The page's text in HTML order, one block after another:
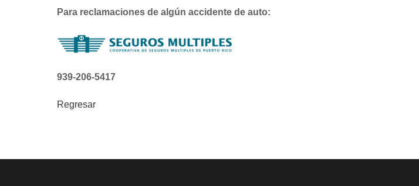
Para reclamaciones de algún accidente de auto:
939-206-5417
Regresar